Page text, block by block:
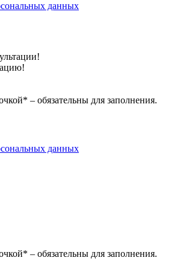
данных
– обязательны для заполнения.
данных
– обязательны для заполнения.